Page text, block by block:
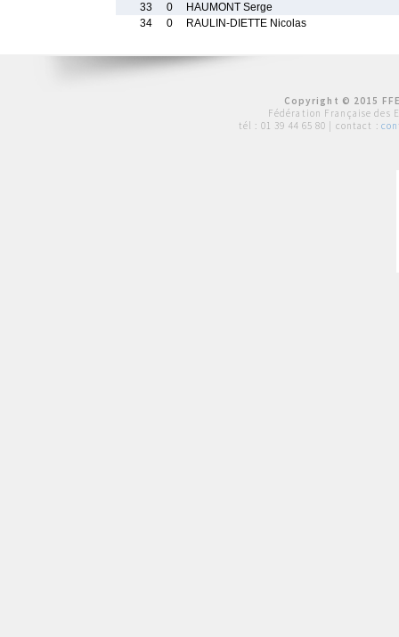
33
0
HAUMONT Serge
34
0 RAULIN-DIETTE Nicolas
Copyright © 2015
Fédération Française des
tél : 01 39 44 65 80 | contact :